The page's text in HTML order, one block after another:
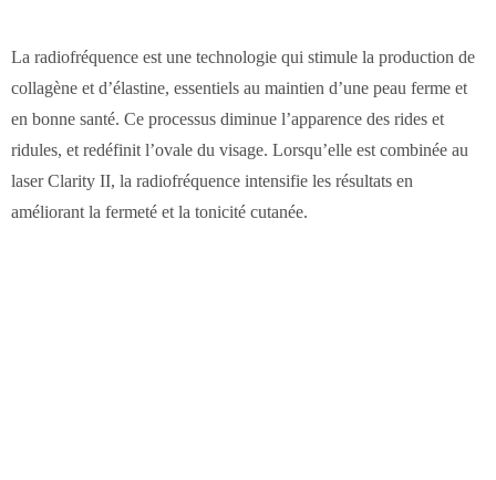
La radiofréquence est une technologie qui stimule la production de
collagène et d’élastine, essentiels au maintien d’une peau ferme et
en bonne santé. Ce processus diminue l’apparence des rides et
ridules, et redéfinit l’ovale du visage. Lorsqu’elle est combinée au
laser Clarity II, la radiofréquence intensifie les résultats en
améliorant la fermeté et la tonicité cutanée.